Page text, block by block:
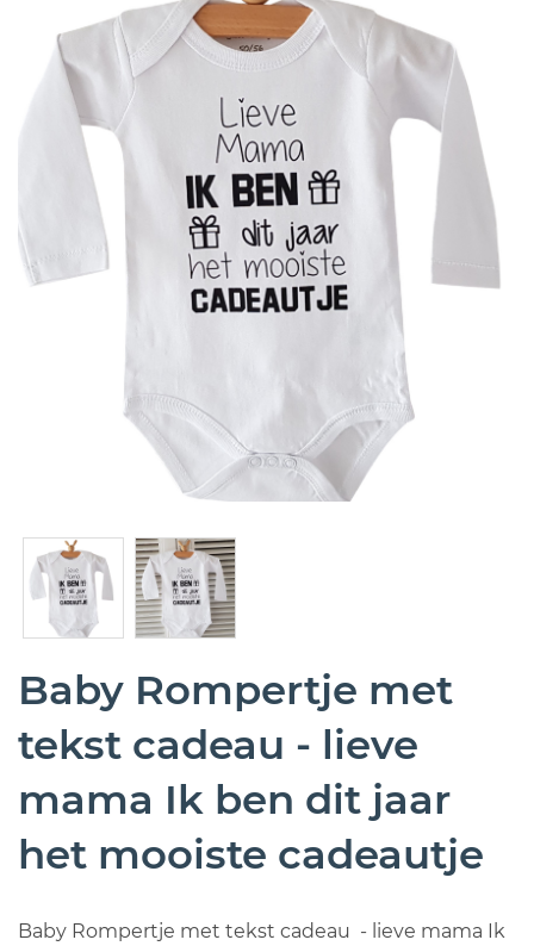
Baby Rompertje met
tekst cadeau - lieve
mama Ik ben dit jaar
het mooiste cadeautje
Baby Rompertje met tekst cadeau - lieve mama Ik